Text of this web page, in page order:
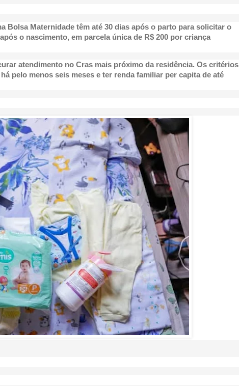
Bolsa Maternidade têm até 30 dias após o parto para solicitar o
o nascimento, em parcela única de R$ 200 por criança
atendimento no Cras mais próximo da residência. Os critérios
pelo menos seis meses e ter renda familiar per capita de até